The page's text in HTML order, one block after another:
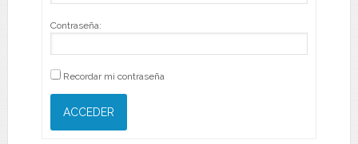
Contraseña:
Recordar mi contraseña
ACCEDER